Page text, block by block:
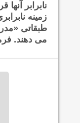
نابرابر
زمینه
طبقاتی
می دهند.